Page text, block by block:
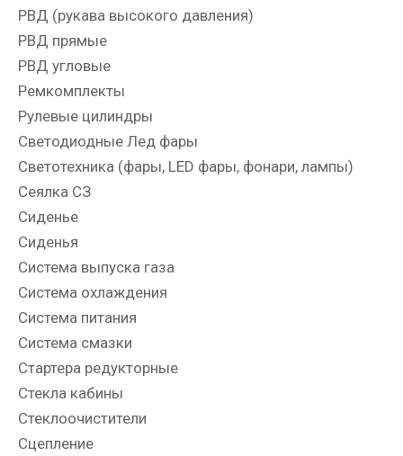
РВД (рукава высокого давления)
РВД прямые
РВД угловые
Ремкомплекты
Рулевые цилиндры
Светодиодные Лед фары
Светотехника (фары, LED фары, фонари, лампы)
Сеялка СЗ
Сиденье
Сиденья
Система выпуска газа
Система охлаждения
Система питания
Система смазки
Стартера редукторные
Стекла кабины
Стеклоочистители
Сцепление